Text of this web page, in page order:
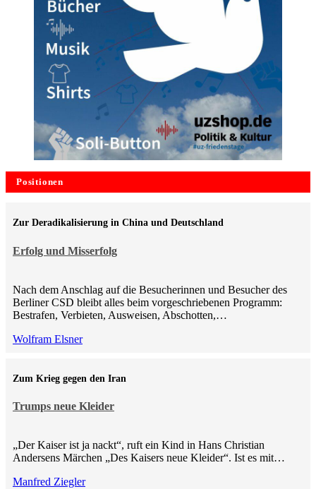
Positionen
Erfolg und Misserfolg
Zur Deradikalisierung in China und Deutschland
Nach dem Anschlag auf die Besucherinnen und Besucher des
Berliner CSD bleibt alles beim vorgeschriebenen Programm:
Bestrafen, Verbieten, Ausweisen, Abschotten,…
Wolfram Elsner
Trumps neue Kleider
Zum Krieg gegen den Iran
„Der Kaiser ist ja nackt“, ruft ein Kind in Hans Christian
Andersens Märchen „Des Kaisers neue Kleider“. Ist es mit…
Manfred Ziegler